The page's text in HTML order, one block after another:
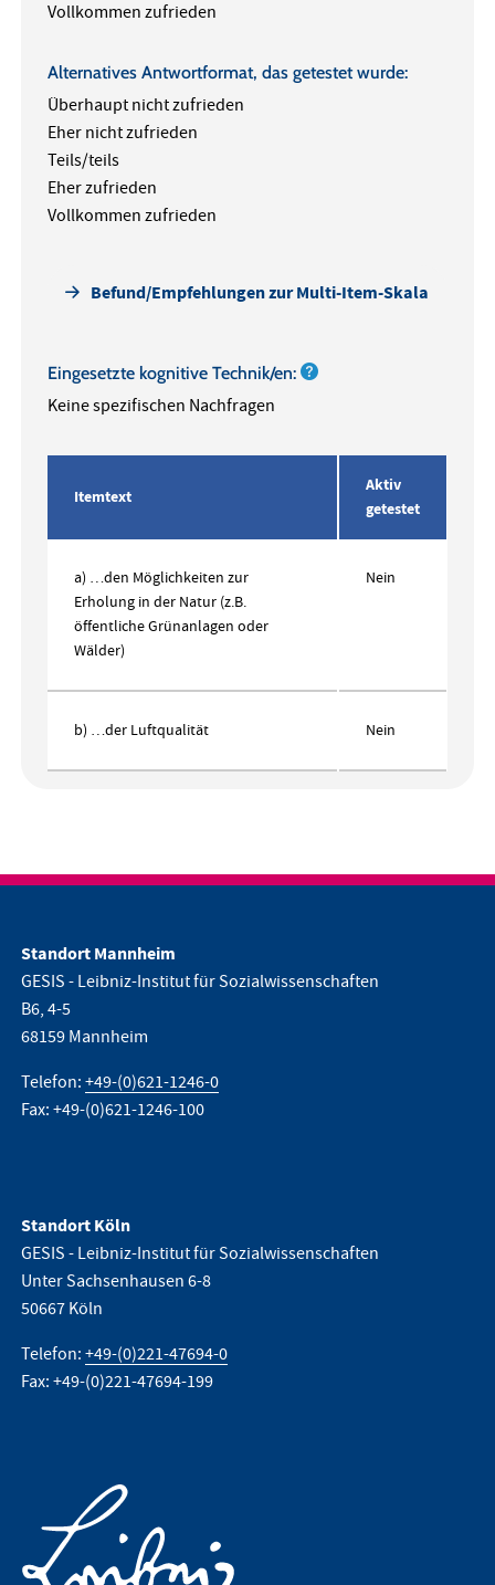
Vollkommen zufrieden
Alternatives Antwortformat, das getestet wurde:
Überhaupt nicht zufrieden
Eher nicht zufrieden
Teils/teils
Eher zufrieden
Vollkommen zufrieden
Befund/Empfehlungen zur Multi-Item-Skala
Eingesetzte kognitive Technik/en:
Keine spezifischen Nachfragen
Itemtext
Aktiv
getestet
a) …den Möglichkeiten zur
Erholung in der Natur (z.B.
öffentliche Grünanlagen oder
Wälder)
Nein
b) …der Luftqualität Nein
Standort Mannheim
GESIS - Leibniz-Institut für Sozialwissenschaften
B6, 4-5
68159 Mannheim
Telefon:+49-(0)621-1246-0
Fax: +49-(0)621-1246-100
Standort Köln
GESIS - Leibniz-Institut für Sozialwissenschaften
Unter Sachsenhausen 6-8
50667 Köln
Telefon:+49-(0)221-47694-0
Fax: +49-(0)221-47694-199